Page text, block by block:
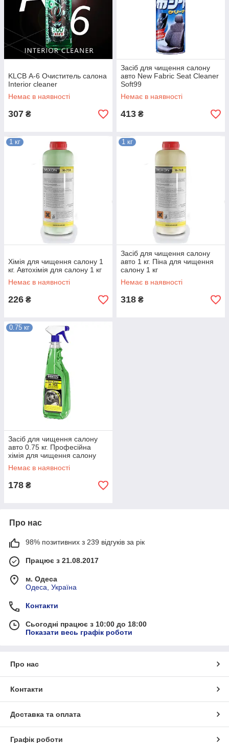
KLCB А-6 Очиститель салона
Interior cleaner
Немає в наявності
307 ₴
Засіб для чищення салону
авто New Fabric Seat Cleaner
Soft99
Немає в наявності
413 ₴
1 кг
Хімія для чищення салону 1
кг. Автохімія для салону 1 кг
Немає в наявності
226 ₴
1 кг
Засіб для чищення салону
авто 1 кг. Піна для чищення
салону 1 кг
Немає в наявності
318 ₴
0.75 кг
Засіб для чищення салону
авто 0.75 кг. Професійна
хімія для чищення салону
авто 0.75 кг
Немає в наявності
178 ₴
Про нас
98% позитивних з 239 відгуків за рік
Працює з 21.08.2017
м. Одеса
Одеса, Україна
Контакти
Сьогодні працює з 10:00 до 18:00
Показати весь графік роботи
Про нас
Контакти
Доставка та оплата
Графік роботи